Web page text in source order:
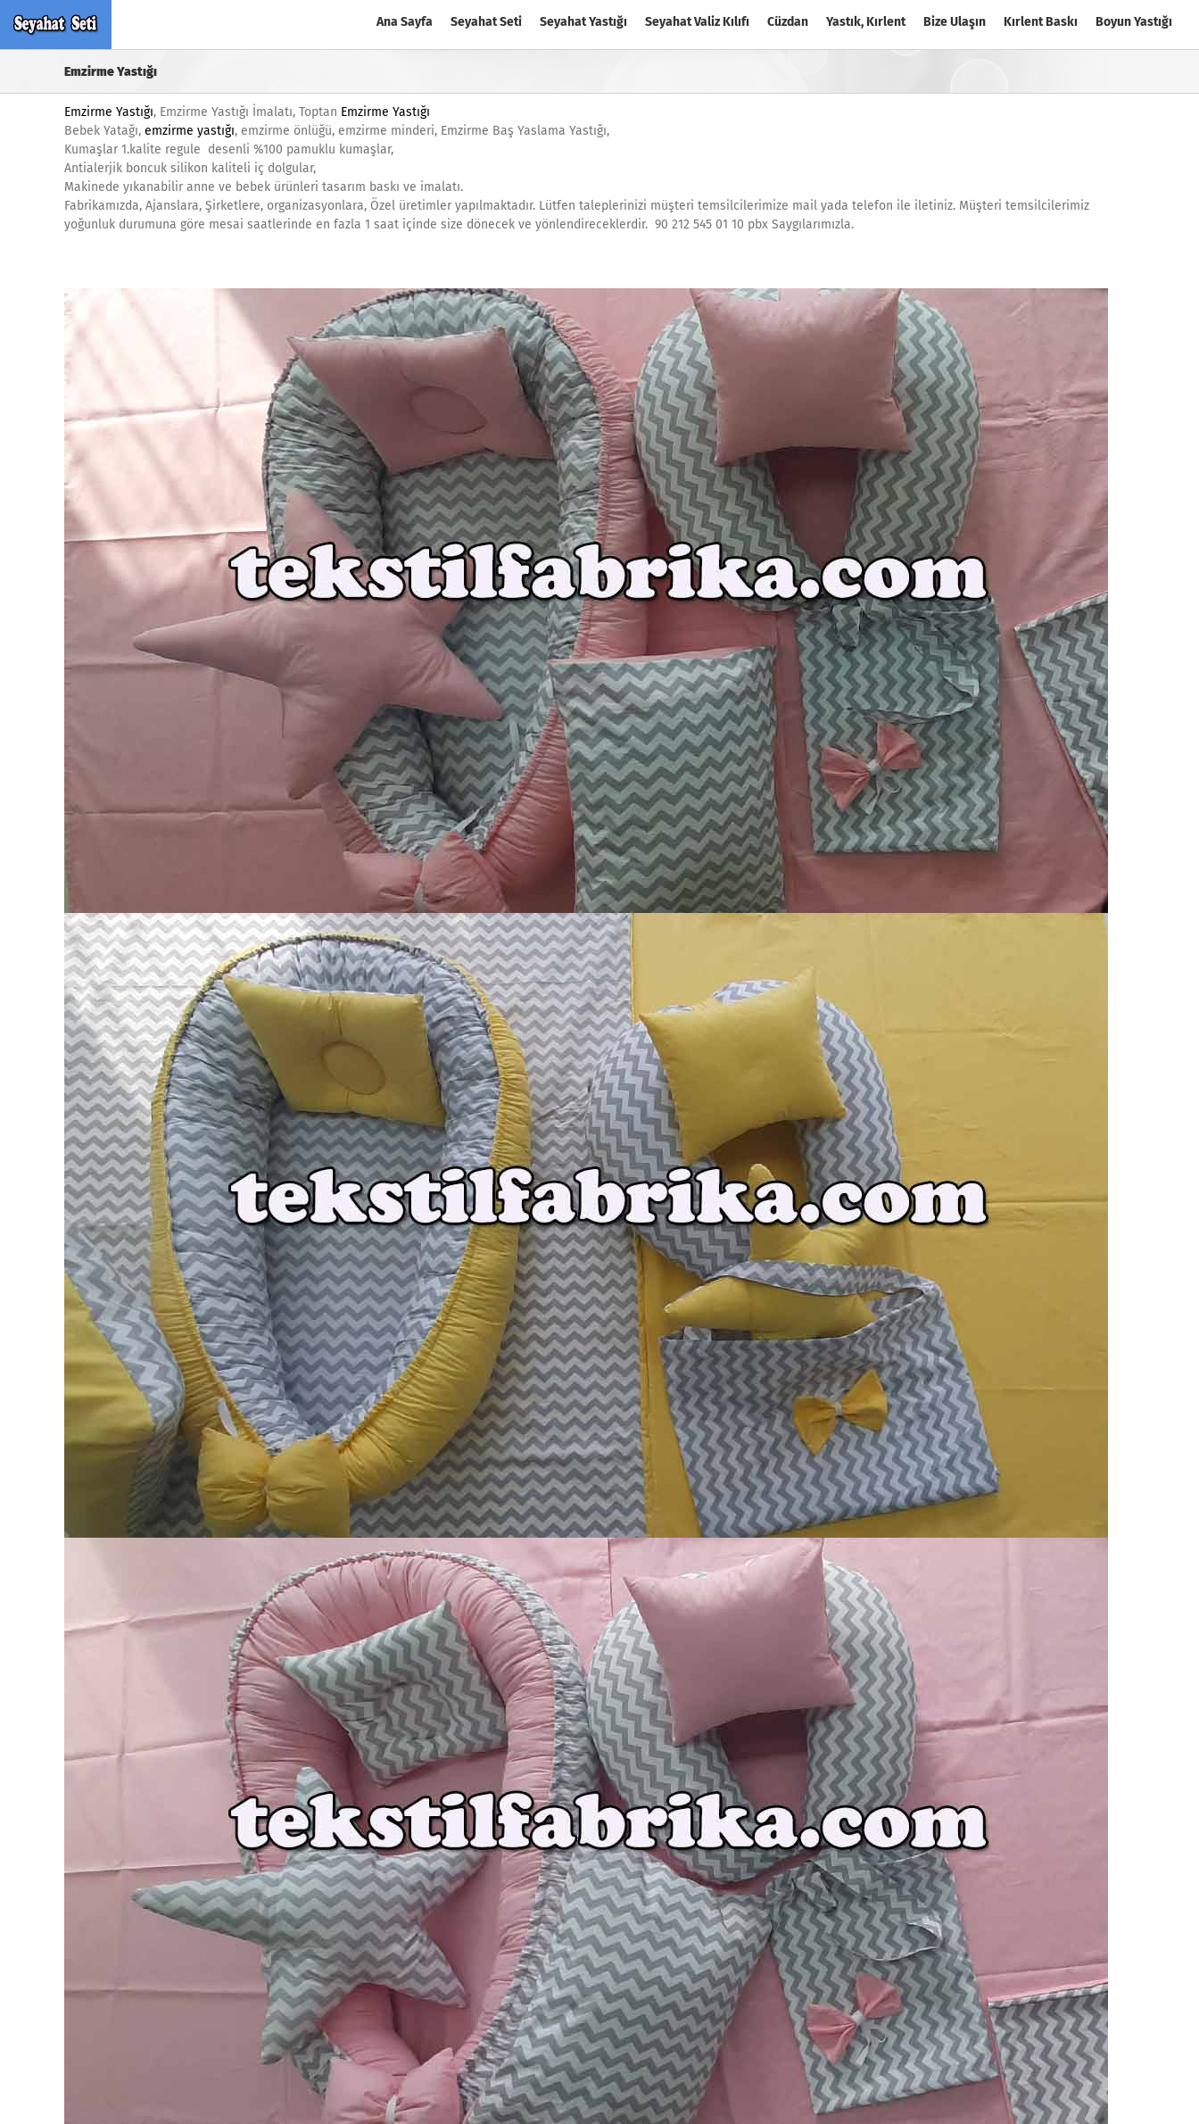
content
Ana Sayfa Seyahat Seti Seyahat Yastığı Seyahat Valiz Kılıfı Cüzdan Yastık, Kırlent Bize Ulaşın Kırlent Baskı Boyun Yastığı
Emzirme Yastığı
Emzirme Yastığı, Emzirme Yastığı İmalatı, Toptan Emzirme Yastığı
Bebek Yatağı, emzirme yastığı, emzirme önlüğü, emzirme minderi, Emzirme Baş Yaslama Yastığı,
Kumaşlar 1.kalite regule desenli %100 pamuklu kumaşlar,
Antialerjik boncuk silikon kaliteli iç dolgular,
Makinede yıkanabilir anne ve bebek ürünleri tasarım baskı ve imalatı.
Fabrikamızda, Ajanslara, Şirketlere, organizasyonlara, Özel üretimler yapılmaktadır. Lütfen taleplerinizi müşteri temsilcilerimize mail yada telefon ile iletiniz. Müşteri temsilcilerimiz
yoğunluk durumuna göre mesai saatlerinde en fazla 1 saat içinde size dönecek ve yönlendireceklerdir. 90 212 545 01 10 pbx Saygılarımızla.